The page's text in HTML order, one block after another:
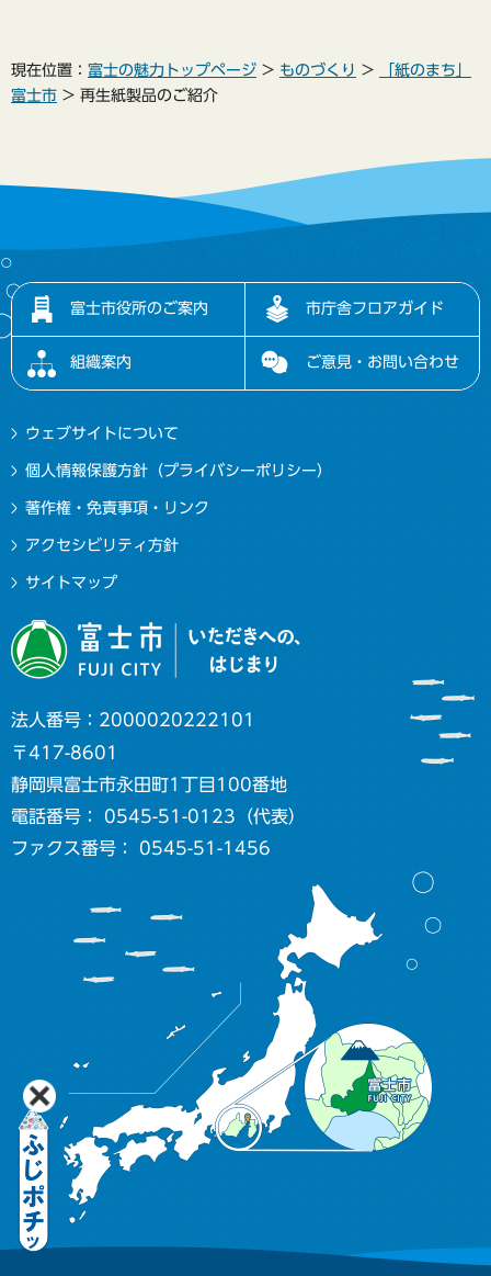
現在位置： 富士の魅力トップページ > ものづくり >
「紙のまち」
富士市 > 再生紙製品のご紹介
富士市役所のご案内 市庁舎フロアガイド
組織案内 ご意見・お問い合わせ
ウェブサイトについて
個人情報保護方針（プライバシーポリシー）
著作権・免責事項・リンク
アクセシビリティ方針
サイトマップ
法人番号：2000020222101
〒417-8601
静岡県富士市永田町1丁目100番地
電話番号： 0545-51-0123（代表）
ファクス番号： 0545-51-1456